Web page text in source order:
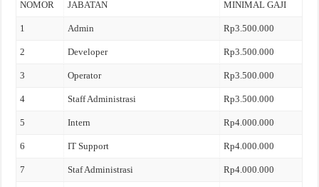
NOMOR JABATAN MINIMAL GAJI
1 Admin Rp3.500.000
2 Developer Rp3.500.000
3 Operator Rp3.500.000
4 Staff Administrasi Rp3.500.000
5 Intern Rp4.000.000
6 IT Support Rp4.000.000
7 Staf Administrasi Rp4.000.000